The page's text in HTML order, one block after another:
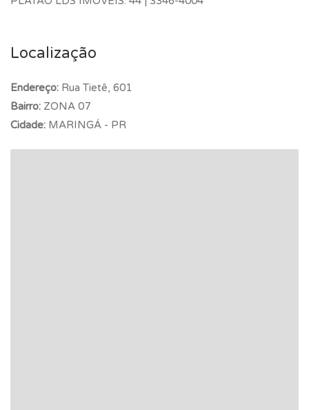
Localização
Endereço: Rua Tietê, 601
Bairro: ZONA 07
Cidade: MARINGÁ - PR